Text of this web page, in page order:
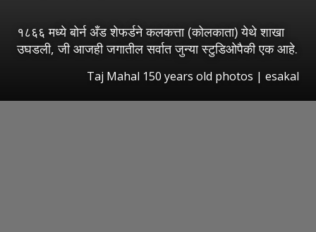
१८६६ मध्ये बोर्न अँड शेफर्डने कलकत्ता (कोलकाता) येथे शाखा
उघडली, जी आजही जगातील सर्वात जुन्या स्टुडिओपैकी एक आहे.
Taj Mahal 150 years old photos | esakal